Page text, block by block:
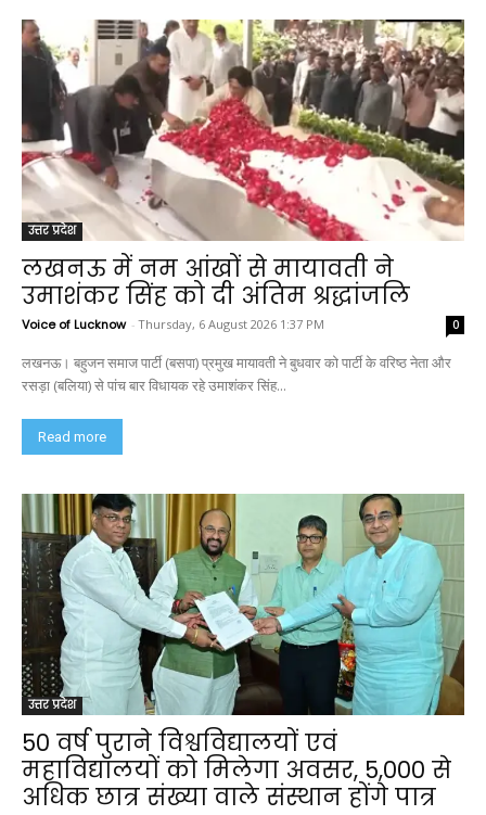
उत्तर प्रदेश
लखनऊ में नम आंखों से मायावती ने
उमाशंकर सिंह को दी अंतिम श्रद्धांजलि
Voice of Lucknow - Thursday, 6 August 2026 1:37 PM 0
लखनऊ। बहुजन समाज पार्टी (बसपा) प्रमुख मायावती ने बुधवार को पार्टी के वरिष्ठ नेता और
रसड़ा (बलिया) से पांच बार विधायक रहे उमाशंकर सिंह...
Read more
उत्तर प्रदेश
50 वर्ष पुराने विश्वविद्यालयों एवं
महाविद्यालयों को मिलेगा अवसर, 5,000 से
अधिक छात्र संख्या वाले संस्थान होंगे पात्र